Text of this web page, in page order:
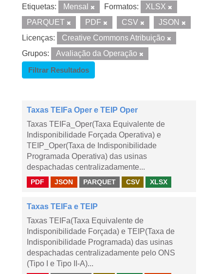
Etiquetas: Mensal Formatos:
XLSX
PARQUET
PDF CSV
JSON
Licenças:
Creative Commons Atribuição
Grupos:
Avaliação da Operação
Filtrar Resultados
Taxas TEIFa Oper e TEIP Oper
Taxas TEIFa_Oper(Taxa Equivalente de
Indisponibilidade Forçada Operativa) e
TEIP_Oper(Taxa de Indisponibilidade
Programada Operativa) das usinas
despachadas centralizadamente...
PDF JSON PARQUET CSV XLSX
Taxas TEIFa e TEIP
Taxas TEIFa(Taxa Equivalente de
Indisponibilidade Forçada) e TEIP(Taxa de
Indisponibilidade Programada) das usinas
despachadas centralizadamente pelo ONS
(Tipo I e Tipo II-A)...